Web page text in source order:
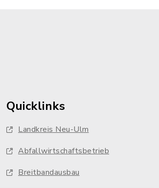
Quicklinks
Landkreis Neu-Ulm
Abfallwirtschaftsbetrieb
Breitbandausbau